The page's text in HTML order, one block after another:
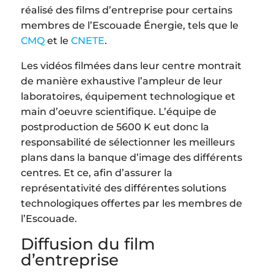
réalisé des films d’entreprise pour certains
membres de l’Escouade Énergie, tels que le
CMQet le CNETE.
Les vidéos filmées dans leur centre montrait
de manière exhaustive l’ampleur de leur
laboratoires, équipement technologique et
main d’oeuvre scientifique. L’équipe de
postproduction de 5600 K eut donc la
responsabilité de sélectionner les meilleurs
plans dans la banque d’image des différents
centres. Et ce, afin d’assurer la
représentativité des différentes solutions
technologiques offertes par les membres de
l’Escouade.
Diffusion du film
d’entreprise